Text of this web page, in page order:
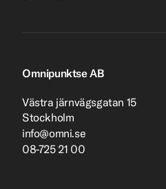
Omnipunktse AB
Västra järnvägsgatan 15
Stockholm
info@omni.se
08-725 21 00